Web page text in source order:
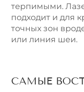
терпимыми.
подходит и для
точных зон
или линия шеи.
САМЫЕ